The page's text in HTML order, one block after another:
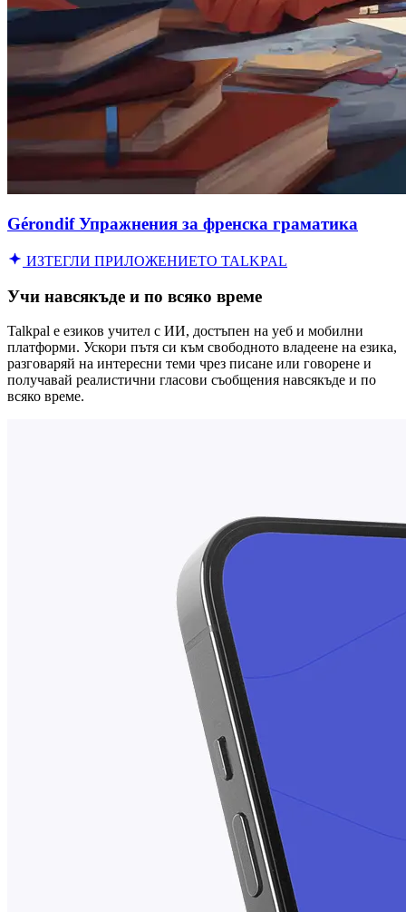
Gérondif Упражнения за френска граматика
ИЗТЕГЛИ ПРИЛОЖЕНИЕТО TALKPAL
Учи навсякъде и по всяко време
Talkpal е езиков учител с ИИ, достъпен на уеб и мобилни
платформи. Ускори пътя си към свободното владеене на езика,
разговаряй на интересни теми чрез писане или говорене и
получавай реалистични гласови съобщения навсякъде и по
всяко време.